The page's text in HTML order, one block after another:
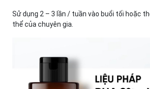
Sử dụng 2 – 3 lần / tuần vào buổi tối hoặc
thể của chuyên gia.